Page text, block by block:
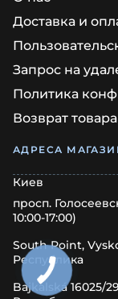
Доставка и
Запрос на
Политика
Возврат товара
АДРЕСА
Киев
просп.
10:00-17:00)
South Point,
Республика
Bajkalská 16025/